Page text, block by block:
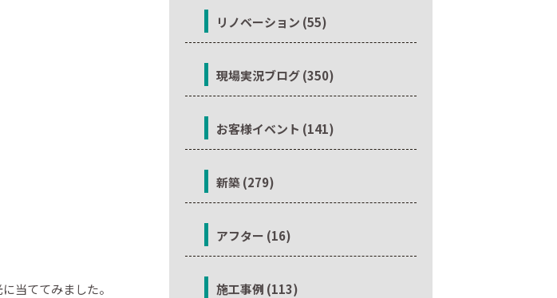
当ててみました。
リノベーション (55)
現場実況ブログ (350)
お客様イベント (141)
新築 (279)
アフター (16)
施工事例 (113)